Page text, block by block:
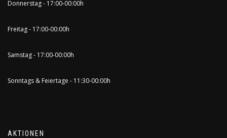
Donnerstag - 17:00-00:00h
Freitag - 17:00-00:00h
Samstag - 17:00-00:00h
Sonntags & Feiertage - 11:30-00:00h
AKTIONEN